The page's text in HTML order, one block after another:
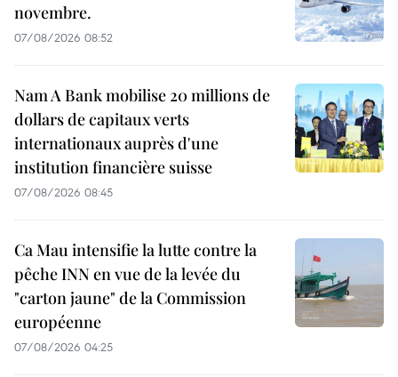
novembre.
07/08/2026 08:52
Nam A Bank mobilise 20 millions de
dollars de capitaux verts
internationaux auprès d'une
institution financière suisse
07/08/2026 08:45
Ca Mau intensifie la lutte contre la
pêche INN en vue de la levée du
"carton jaune" de la Commission
européenne
07/08/2026 04:25